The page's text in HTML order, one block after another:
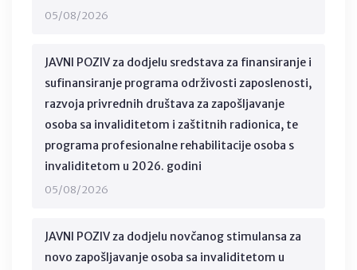
05/08/2026
JAVNI POZIV za dodjelu sredstava za finansiranje i
sufinansiranje programa održivosti zaposlenosti,
razvoja privrednih društava za zapošljavanje
osoba sa invaliditetom i zaštitnih radionica, te
programa profesionalne rehabilitacije osoba s
invaliditetom u 2026. godini
05/08/2026
JAVNI POZIV za dodjelu novčanog stimulansa za
novo zapošljavanje osoba sa invaliditetom u